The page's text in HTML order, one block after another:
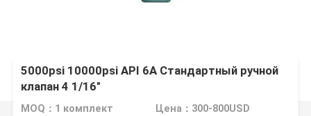
5000psi 10000psi API 6A Стандартный ручной
клапан 4 1/16"
MOQ：1 комплект Цена：300-800USD